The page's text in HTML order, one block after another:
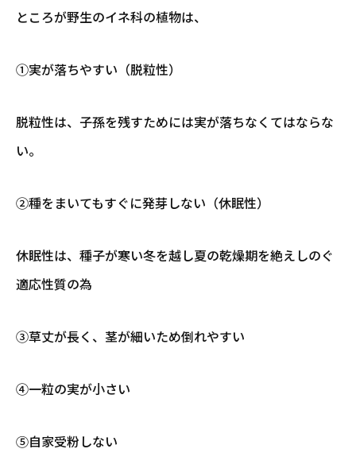
ところが野生のイネ科の植物は、
①実が落ちやすい（脱粒性）
脱粒性は、子孫を残すためには実が落ちなくてはならな
い。
②種をまいてもすぐに発芽しない（休眠性）
休眠性は、種子が寒い冬を越し夏の乾燥期を絶えしのぐ
適応性質の為
③草丈が長く、茎が細いため倒れやすい
④一粒の実が小さい
⑤自家受粉しない